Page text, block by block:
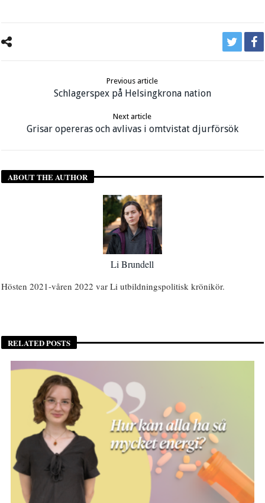
Previous article
Schlagerspex på Helsingkrona nation
Next article
Grisar opereras och avlivas i omtvistat djurförsök
ABOUT THE AUTHOR
Li Brundell
Hösten 2021-våren 2022 var Li utbildningspolitisk krönikör.
RELATED POSTS